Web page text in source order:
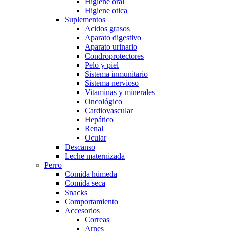
Higiene otica
Suplementos
Acidos grasos
Aparato digestivo
Aparato urinario
Condroprotectores
Pelo y piel
Sistema inmunitario
Sistema nervioso
Vitaminas y minerales
Oncológico
Cardiovascular
Hepático
Renal
Ocular
Descanso
Leche maternizada
Perro
Comida húmeda
Comida seca
Snacks
Comportamiento
Accesorios
Correas
Arnes